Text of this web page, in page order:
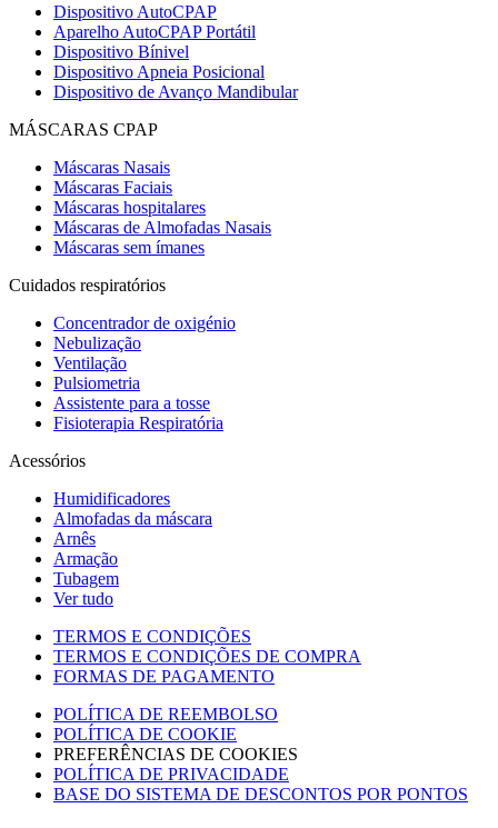
Dispositivo AutoCPAP
Aparelho AutoCPAP Portátil
Dispositivo Bínivel
Dispositivo Apneia Posicional
Dispositivo de Avanço Mandibular
MÁSCARAS CPAP
Máscaras Nasais
Máscaras Faciais
Máscaras hospitalares
Máscaras de Almofadas Nasais
Máscaras sem ímanes
Cuidados respiratórios
Concentrador de oxigénio
Nebulização
Ventilação
Pulsiometria
Assistente para a tosse
Fisioterapia Respiratória
Acessórios
Humidificadores
Almofadas da máscara
Arnês
Armação
Tubagem
Ver tudo
TERMOS E CONDIÇÕES
TERMOS E CONDIÇÕES DE COMPRA
FORMAS DE PAGAMENTO
POLÍTICA DE REEMBOLSO
POLÍTICA DE COOKIE
PREFERÊNCIAS DE COOKIES
POLÍTICA DE PRIVACIDADE
BASE DO SISTEMA DE DESCONTOS POR PONTOS